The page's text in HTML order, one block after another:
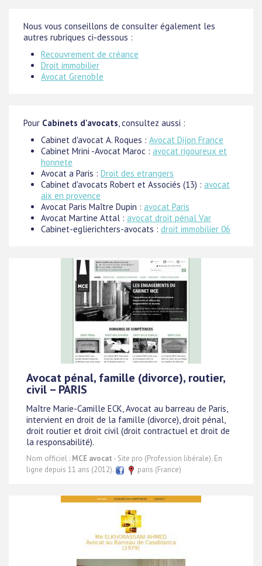
Nous vous conseillons de consulter également les
autres rubriques ci-dessous :
Recouvrement de créance
Droit immobilier
Avocat Grenoble
Pour Cabinets d'avocats, consultez aussi :
Cabinet d'avocat A. Roques : Avocat Dijon France
Cabinet Mrini -Avocat Maroc : avocat rigoureux et
honnete
Avocat a Paris : Droit des etrangers
Cabinet d'avocats Robert et Associés (13) : avocat
aix en provence
Avocat Paris Maître Dupin : avocat Paris
Avocat Martine Attal : avocat droit pénal Var
Cabinet-eglierichters-avocats : droit immobilier 06
Avocat pénal, famille (divorce), routier,
civil – PARIS
Maître Marie-Camille ECK, Avocat au barreau de Paris,
intervient en droit de la famille (divorce), droit pénal,
droit routier et droit civil (droit contractuel et droit de
la responsabilité).
Nom officiel : MCE avocat - Site pro (Profession libérale). En
ligne depuis 11 ans (2012).
paris (France)